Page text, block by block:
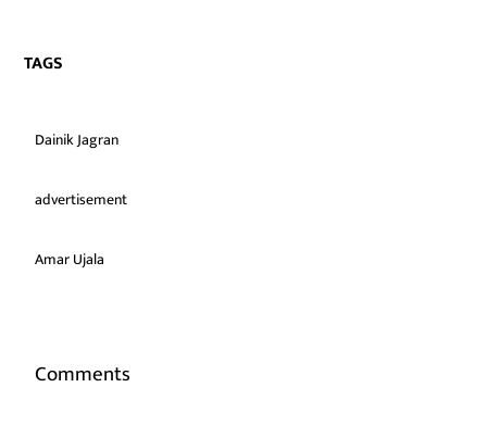
TAGS
Dainik Jagran
advertisement
Amar Ujala
Comments